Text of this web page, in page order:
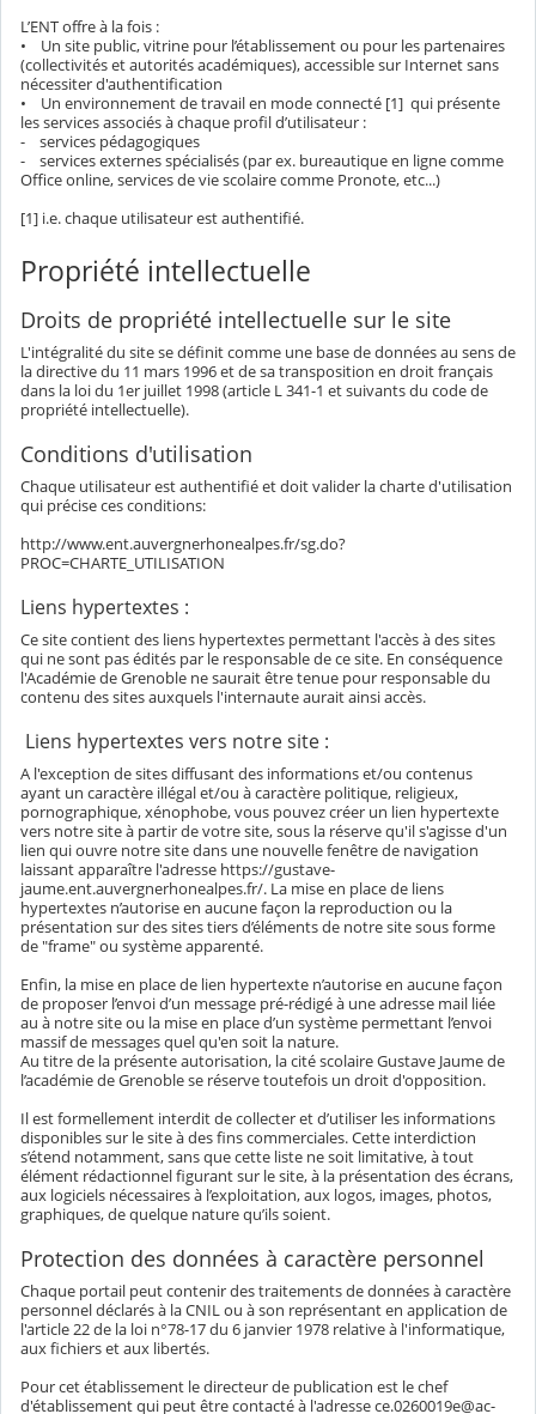
L’ENT offre à la fois :
• Un site public, vitrine pour l’établissement ou pour les partenaires
(collectivités et autorités académiques), accessible sur Internet sans
nécessiter d'authentification
• Un environnement de travail en mode connecté [1] qui présente
les services associés à chaque profil d’utilisateur :
- services pédagogiques
- services externes spécialisés (par ex. bureautique en ligne comme
Office online, services de vie scolaire comme Pronote, etc...)
[1] i.e. chaque utilisateur est authentifié.
Propriété intellectuelle
Droits de propriété intellectuelle sur le site
L'intégralité du site se définit comme une base de données au sens de
la directive du 11 mars 1996 et de sa transposition en droit français
dans la loi du 1er juillet 1998 (article L 341-1 et suivants du code de
propriété intellectuelle).
Conditions d'utilisation
Chaque utilisateur est authentifié et doit valider la charte d'utilisation
qui précise ces conditions:
http://www.ent.auvergnerhonealpes.fr/sg.do?
PROC=CHARTE_UTILISATION
Liens hypertextes :
Ce site contient des liens hypertextes permettant l'accès à des sites
qui ne sont pas édités par le responsable de ce site. En conséquence
l'Académie de Grenoble ne saurait être tenue pour responsable du
contenu des sites auxquels l'internaute aurait ainsi accès.
Liens hypertextes vers notre site :
A l'exception de sites diffusant des informations et/ou contenus
ayant un caractère illégal et/ou à caractère politique, religieux,
pornographique, xénophobe, vous pouvez créer un lien hypertexte
vers notre site à partir de votre site, sous la réserve qu'il s'agisse d'un
lien qui ouvre notre site dans une nouvelle fenêtre de navigation
laissant apparaître l'adresse https://gustave-
jaume.ent.auvergnerhonealpes.fr/. La mise en place de liens
hypertextes n’autorise en aucune façon la reproduction ou la
présentation sur des sites tiers d’éléments de notre site sous forme
de "frame" ou système apparenté.
Enfin, la mise en place de lien hypertexte n’autorise en aucune façon
de proposer l’envoi d’un message pré-rédigé à une adresse mail liée
au à notre site ou la mise en place d’un système permettant l’envoi
massif de messages quel qu'en soit la nature.
Au titre de la présente autorisation, la cité scolaire Gustave Jaume de
l’académie de Grenoble se réserve toutefois un droit d'opposition.
Il est formellement interdit de collecter et d’utiliser les informations
disponibles sur le site à des fins commerciales. Cette interdiction
s’étend notamment, sans que cette liste ne soit limitative, à tout
élément rédactionnel figurant sur le site, à la présentation des écrans,
aux logiciels nécessaires à l’exploitation, aux logos, images, photos,
graphiques, de quelque nature qu’ils soient.
Protection des données à caractère personnel
Chaque portail peut contenir des traitements de données à caractère
personnel déclarés à la CNIL ou à son représentant en application de
l'article 22 de la loi n°78-17 du 6 janvier 1978 relative à l'informatique,
aux fichiers et aux libertés.
Pour cet établissement le directeur de publication est le chef
d'établissement qui peut être contacté à l'adresse ce.0260019e@ac-